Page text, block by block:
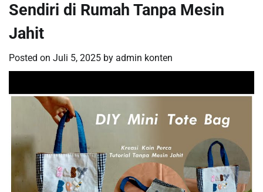
Sendiri di Rumah Tanpa Mesin
Jahit
Posted on Juli 5, 2025 by admin konten